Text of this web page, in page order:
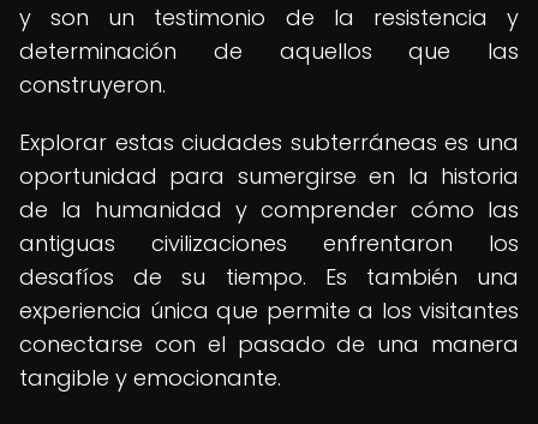
y son un testimonio de la resistencia y
determinación de aquellos que las
construyeron.
Explorar estas ciudades subterráneas es una
oportunidad para sumergirse en la historia
de la humanidad y comprender cómo las
antiguas civilizaciones enfrentaron los
desafíos de su tiempo. Es también una
experiencia única que permite a los visitantes
conectarse con el pasado de una manera
tangible y emocionante.